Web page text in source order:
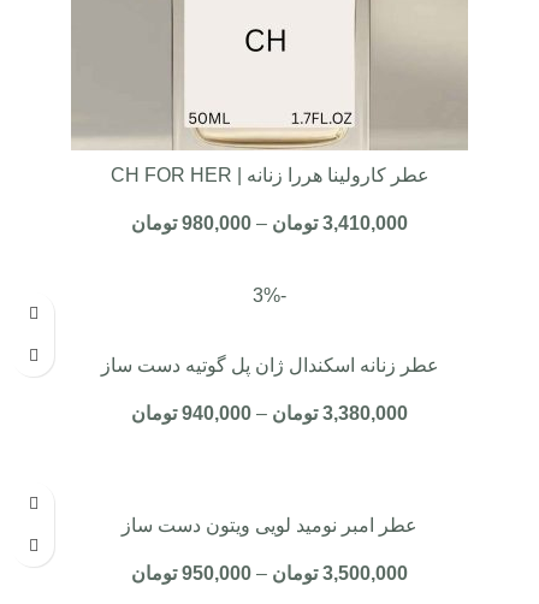
عطر کارولینا هررا زنانه | CH FOR HER
3,410,000 تومان –
980,000 تومان
-3%
عطر زنانه اسکندال ژان پل گوتیه دست ساز
3,380,000 تومان –
940,000 تومان
عطر امبر نومید لویی ویتون دست ساز
3,500,000 تومان –
950,000 تومان